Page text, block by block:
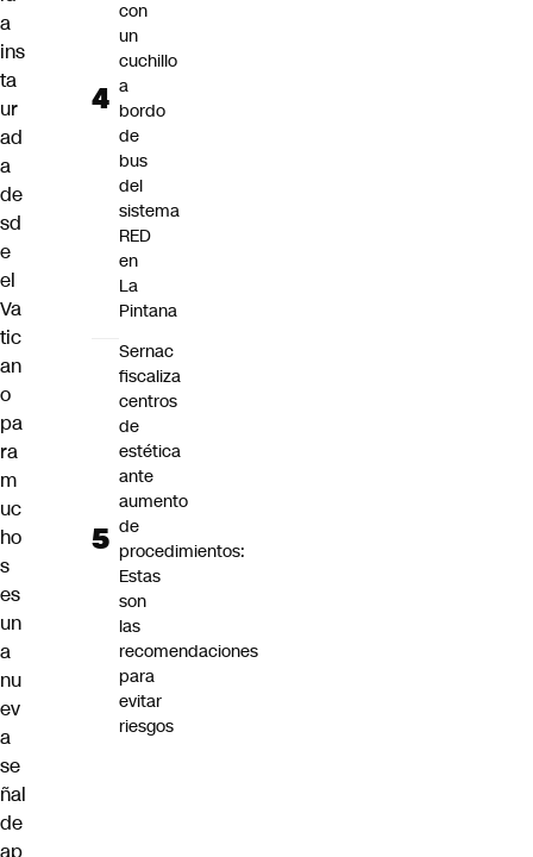
a
ins
ta
ur
ad
a
de
sd
e
el
Va
tic
an
o
pa
ra
m
uc
ho
s
es
un
a
nu
ev
a
se
ñal
de
ap
con
un
cuchillo
a
bordo
de
bus
del
sistema
RED
en
La
Pintana
Sernac
fiscaliza
centros
de
estética
ante
aumento
de
procedimientos:
Estas
son
las
recomendaciones
para
evitar
riesgos